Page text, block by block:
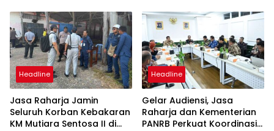
PHC Surabaya
Sentosa II
Headline
Jasa Raharja Jamin
Seluruh Korban Kebakaran
KM Mutiara Sentosa II di
Headline
Gelar Audiensi, Jasa
Raharja dan Kementerian
PANRB Perkuat Koordinasi